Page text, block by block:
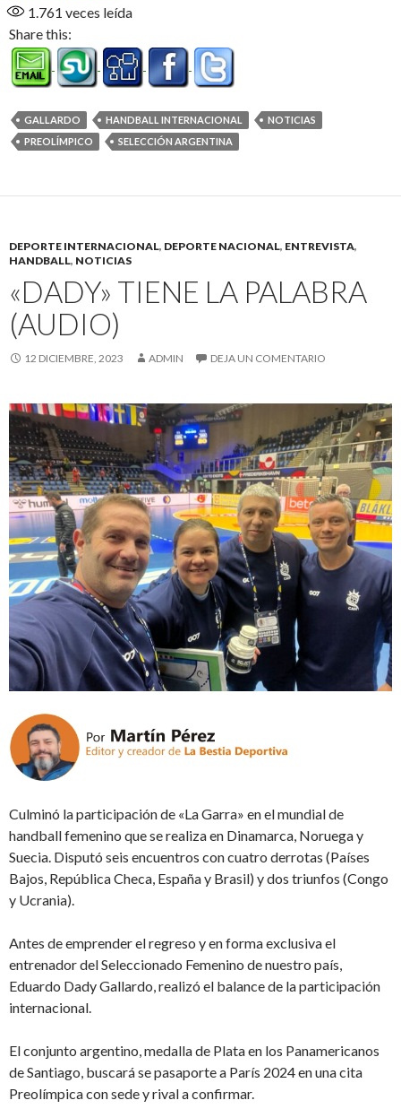
1.761 veces leída
Share this:
GALLARDO HANDBALL INTERNACIONAL
NOTICIAS
PREOLÍMPICO
SELECCIÓN ARGENTINA
DEPORTE INTERNACIONAL, DEPORTE NACIONAL, ENTREVISTA,
HANDBALL, NOTICIAS
«DADY» TIENE LA PALABRA
(AUDIO)
12 DICIEMBRE, 2023 ADMIN DEJA UN COMENTARIO
Culminó la participación de «La Garra» en el mundial de
handball femenino que se realiza en Dinamarca, Noruega y
Suecia. Disputó seis encuentros con cuatro derrotas (Países
Bajos, República Checa, España y Brasil) y dos triunfos (Congo
y Ucrania).
Antes de emprender el regreso y en forma exclusiva el
entrenador del Seleccionado Femenino de nuestro país,
Eduardo Dady Gallardo, realizó el balance de la participación
internacional.
El conjunto argentino, medalla de Plata en los Panamericanos
de Santiago, buscará se pasaporte a París 2024 en una cita
Preolímpica con sede y rival a confirmar.